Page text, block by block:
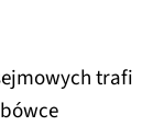
trafi